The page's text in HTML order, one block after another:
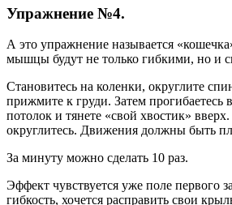
Упражнение №4.
А это упражнение называется
мышцы будут не только гибкими, но и
Становитесь на коленки, округлите
прижмите к груди. Затем прогибаетесь
потолок и тянете «свой хвостик»
округлитесь. Движения должны быть
За минуту можно сделать 10 раз.
Эффект чувствуется уже поле первого
гибкость, хочется расправить свои